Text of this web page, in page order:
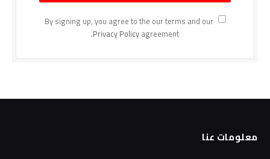
By signing up, you agree to the our terms and our
Privacy Policyagreement.
معلومات عنا